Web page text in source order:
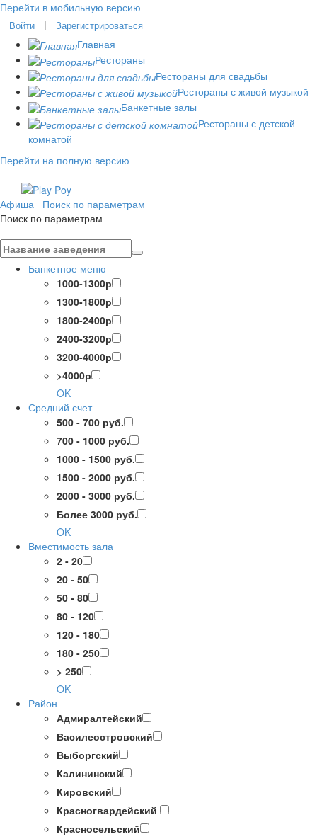
Перейти в мобильную версию
Войти | Зарегистрироваться
Главная
Рестораны
Рестораны для свадьбы
Рестораны с живой музыкой
Банкетные залы
Рестораны с детской
комнатой
Перейти на полную версию
Афиша
Поиск по параметрам
Поиск по параметрам
Банкетное меню
1000-1300р
1300-1800р
1800-2400р
2400-3200р
3200-4000р
>4000р
OK
Средний счет
500 - 700 руб.
700 - 1000 руб.
1000 - 1500 руб.
1500 - 2000 руб.
2000 - 3000 руб.
Более 3000 руб.
OK
Вместимость зала
2 - 20
20 - 50
50 - 80
80 - 120
120 - 180
180 - 250
> 250
OK
Район
Адмиралтейский
Василеостровский
Выборгский
Калининский
Кировский
Красногвардейский
Красносельский